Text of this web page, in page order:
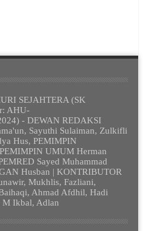
SEJAHTERA (SK
AHU-
- DEWAN REDAKSI
Sayuthi Sulaiman, Zulkifli
Hus, PEMIMPIN
UMUM Herman
Sayed Muhammad
Husban | KONTRIBUTOR
Mukhlis, Fazliani,
Ahmad Afdhil, Hadi
Ikbal, Adlan